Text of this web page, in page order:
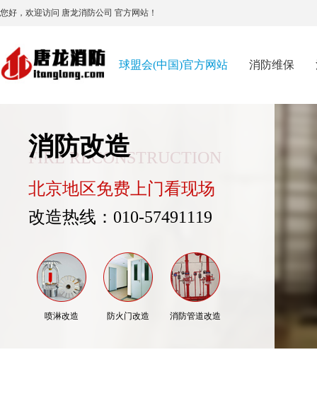
您好，欢迎访问 唐龙消防公司 官方网站！
球盟会(中国)官方网站 消防维保
消防改造
FIRE RECONSTRUCTION
北京地区免费上门看现场
改造热线：010-57491119
喷淋改造 防火门改造 消防管道改造